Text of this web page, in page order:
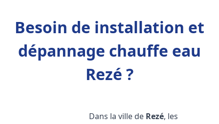
Besoin de installation et
dépannage chauffe eau
Rezé ?
Dans la ville de Rezé, les